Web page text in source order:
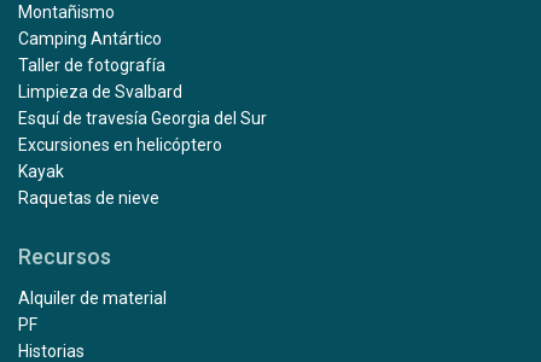
Montañismo
Camping Antártico
Taller de fotografía
Limpieza de Svalbard
Esquí de travesía Georgia del Sur
Excursiones en helicóptero
Kayak
Raquetas de nieve
Recursos
Alquiler de material
PF
Historias